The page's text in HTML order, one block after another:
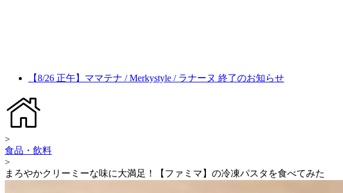
【8/26 正午】ママテナ / Merkystyle / ラナーヌ 終了のお知らせ
>
食品・飲料
>
まろやかクリーミーな味に大満足！【ファミマ】の冷凍パスタを食べてみた